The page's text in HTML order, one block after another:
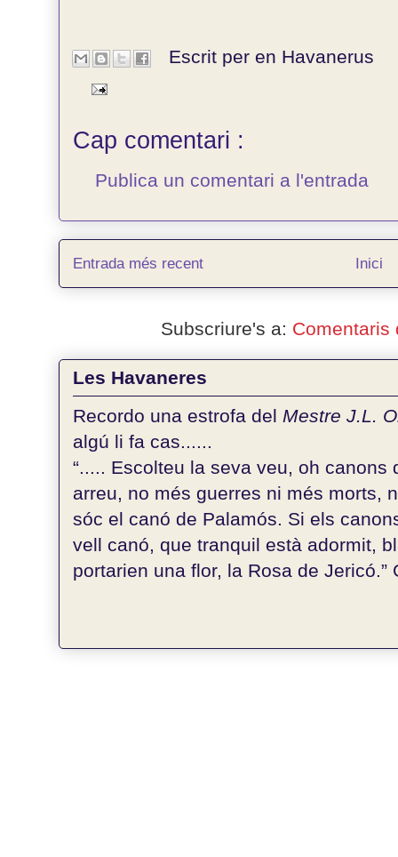
Escrit per en Havanerus
Cap comentari :
Publica un comentari a l'entrada
Entrada més recent Inici
Subscriure's a: Comentaris
Les Havaneres
Recordo una estrofa del Mestre J.L.
algú li fa cas......
“..... Escolteu la seva veu, oh
arreu, no més guerres ni més morts,
sóc el canó de Palamós. Si els
vell canó, que tranquil està adormit,
portarien una flor, la Rosa de